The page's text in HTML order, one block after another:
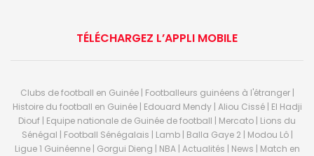
TÉLÉCHARGEZ L’APPLI MOBILE
Clubs de football en Guinée | Footballeurs guinéens à l'étranger |
Histoire du football en Guinée | Edouard Mendy | Aliou Cissé | El Hadji
Diouf | Equipe nationale de Guinée de football | Mercato | Lions du
Sénégal | Football Sénégalais | Lamb | Balla Gaye 2 | Modou Lô |
Ligue 1 Guinéenne | Gorgui Dieng | NBA | Actualités | News | Match en